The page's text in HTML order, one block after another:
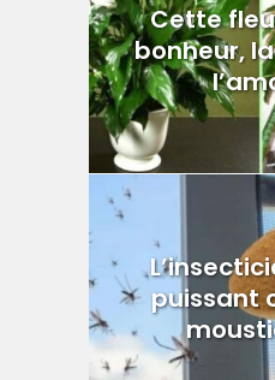
Cette
bonheur,
puissant